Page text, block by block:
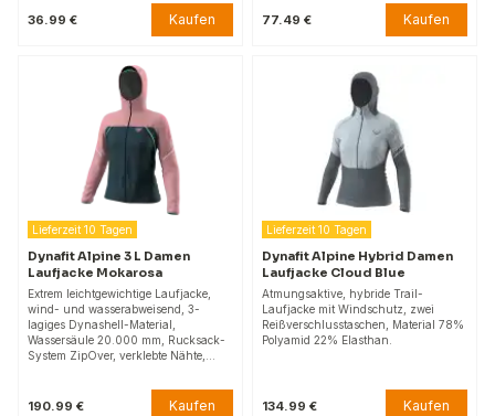
36.99 € Kaufen 77.49 € Kaufen
Lieferzeit 10 Tagen
Dynafit Alpine 3 L Damen
Laufjacke Mokarosa
Extrem leichtgewichtige Laufjacke,
wind- und wasserabweisend, 3-
lagiges Dynashell-Material,
Wassersäule 20.000 mm, Rucksack-
System ZipOver, verklebte Nähte,…
190.99 € Kaufen
Lieferzeit 10 Tagen
Dynafit Alpine Hybrid Damen
Laufjacke Cloud Blue
Atmungsaktive, hybride Trail-
Laufjacke mit Windschutz, zwei
Reißverschlusstaschen, Material 78%
Polyamid 22% Elasthan.
134.99 € Kaufen